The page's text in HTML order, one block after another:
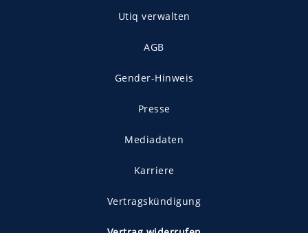
Utiq verwalten
AGB
Gender-Hinweis
Presse
Mediadaten
Karriere
Vertragskündigung